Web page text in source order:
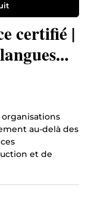
certifié |
au-delà des
et de
certifié,